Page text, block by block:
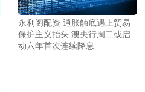
永利阁配资 通胀触底遇上贸易
保护主义抬头 澳央行周二或启
动六年首次连续降息